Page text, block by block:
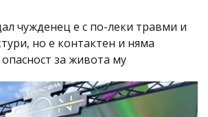
чужденец е с по-леки травми и
но е контактен и няма
за живота му